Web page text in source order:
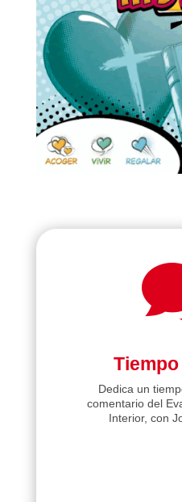
Dedica un
comentario del
Interior, con